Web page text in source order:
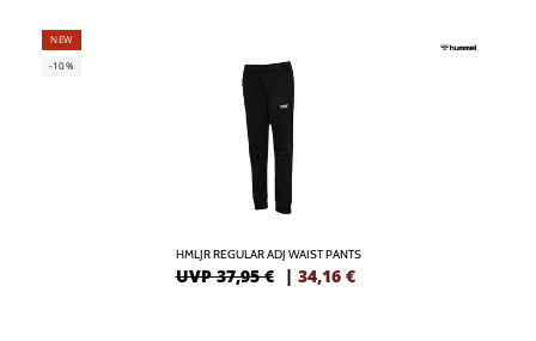
NEW
-10%
HMLJR REGULAR ADJ WAIST PANTS
UVP 37,95 € | 34,16 €